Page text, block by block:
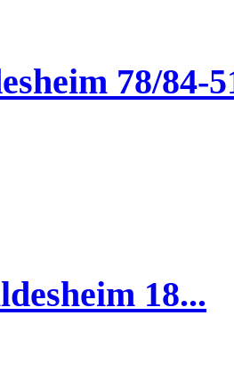
78/84-
18...